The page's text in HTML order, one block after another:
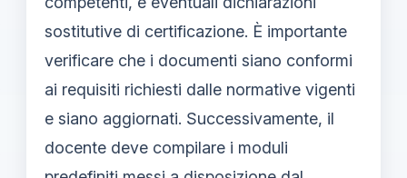
sostitutive di certificazione. È importante
verificare che i documenti siano conformi
ai requisiti richiesti dalle normative vigenti
e siano aggiornati. Successivamente, il
docente deve compilare i moduli